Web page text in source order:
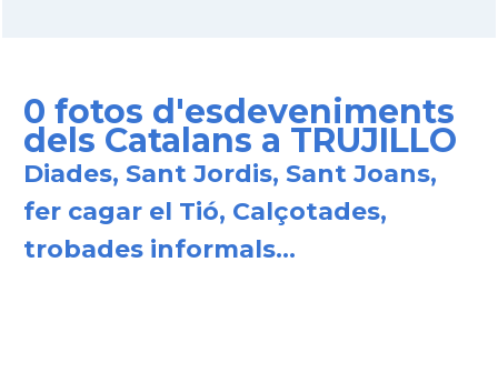
0 fotos d'esdeveniments
dels Catalans a TRUJILLO
Diades, Sant Jordis, Sant Joans,
fer cagar el Tió, Calçotades,
trobades informals...